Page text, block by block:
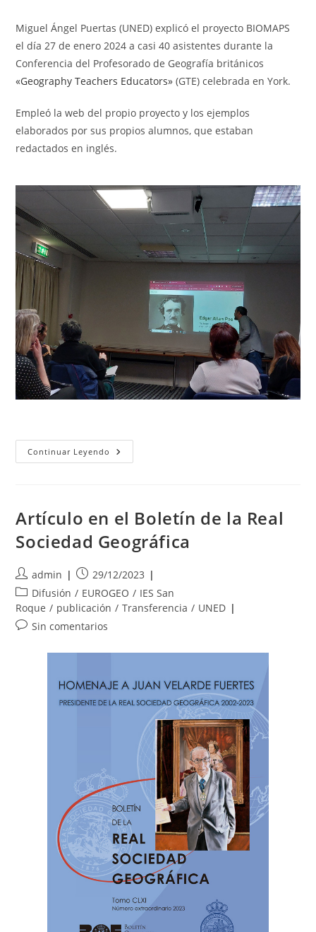
la
entrada:
entrada:
Miguel Ángel Puertas (UNED) explicó el proyecto BIOMAPS
el día 27 de enero 2024 a casi 40 asistentes durante la
Conferencia del Profesorado de Geografía británicos
«Geography Teachers Educators» (GTE) celebrada en York.
Empleó la web del propio proyecto y los ejemplos
elaborados por sus propios alumnos, que estaban
redactados en inglés.
Continuar Leyendo «Geography
Teachers
Artículo en el Boletín de la Real
Sociedad Geográfica
Autor
de
la
entrada:
admin
Publicación
de
la
29/12/2023
Categoría
de
la
Difusión / EUROGEO / IES San
Roque / publicación / Transferencia / UNED
Comentarios
Sin comentarios